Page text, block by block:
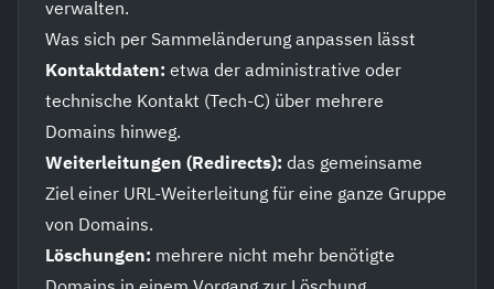
verwalten.
Was sich per Sammeländerung anpassen lässt
Kontaktdaten: etwa der administrative oder
technische Kontakt (Tech-C) über mehrere
Domains hinweg.
Weiterleitungen (Redirects): das gemeinsame
Ziel einer URL-Weiterleitung für eine ganze Gruppe
von Domains.
Löschungen: mehrere nicht mehr benötigte